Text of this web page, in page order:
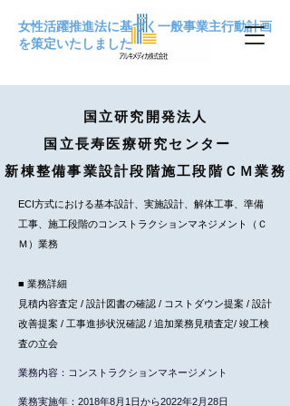
女性活躍推進法に基づく一般事業主行動計画
を策定いたしました
国立研究開発法人
国立長寿医療研究センター
新棟整備事業設計段階施工段階ＣＭ業務
ECI方式における基本設計、実施設計、解体工事、準備
工事、施工段階のコンストラクションマネジメント（Ｃ
Ｍ）業務
■ 業務詳細
見積内容査定 / 設計図書の確認 / コストダウン提案 / 設計
改善提案 / 工事進捗状況確認 / 追加業務見積査定/ 竣工検
査の立会
​業務内容：コンストラクションマネージメント
業務実施年：2018年8月1日から2022年2月28日